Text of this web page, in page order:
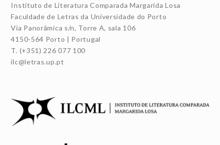
Instituto de Literatura Comparada Margarida Losa
Faculdade de Letras da Universidade do Porto
Via Panorâmica s/n, Torre A, sala 106
4150-564 Porto | Portugal
T. (+351) 226 077 100
ilc@letras.up.pt